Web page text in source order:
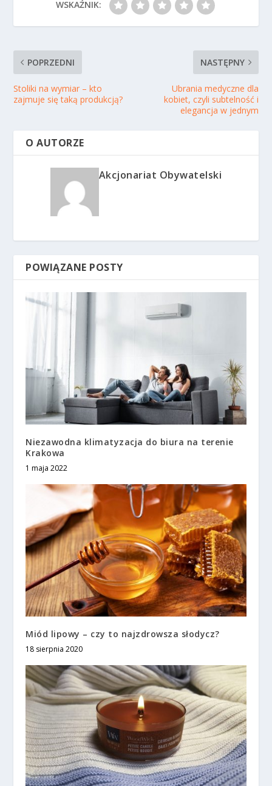
WSKAŹNIK:
POPRZEDNI
Stoliki na wymiar – kto
zajmuje się taką produkcją?
NASTĘPNY
Ubrania medyczne dla
kobiet, czyli subtelność i
elegancja w jednym
O AUTORZE
Akcjonariat Obywatelski
POWIĄZANE POSTY
Niezawodna klimatyzacja do biura na terenie
Krakowa
1 maja 2022
Miód lipowy – czy to najzdrowsza słodycz?
18 sierpnia 2020